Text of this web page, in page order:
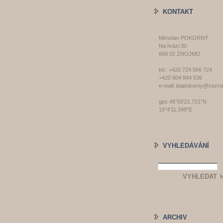
KONTAKT
Miroslav POKORNÝ
Na hrázi 30
669 02 ZNOJMO
tel.: +420 724 566 724
+420 604 844 536
e-mail:
gps 48°50'21.721"N
16°4'11.349"E
VYHLEDÁVÁNÍ
ARCHIV